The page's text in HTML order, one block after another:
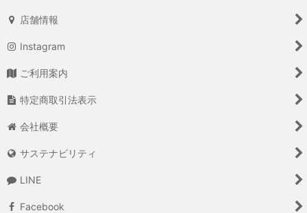
店舗情報
Instagram
ご利用案内
特定商取引法表示
会社概要
サステナビリティ
LINE
Facebook